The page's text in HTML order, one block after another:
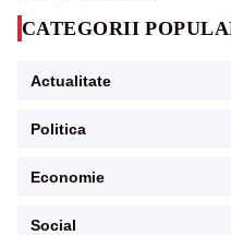
CATEGORII
Actualitate
Politica
Economie
Social